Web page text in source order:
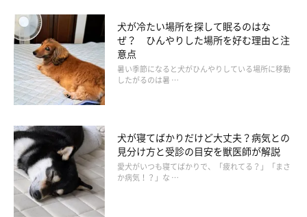
「ゴールデン・レトリーバー」飼育経験者の声
「雷に尋常じゃないくらい怯えて、おちつきなくあばれて
ていました」
「破壊活動の激しさ。大型犬用鹿角が1時間後には真っ二
つになっていた」
「しつけ。リードを引っ張る、飛びつくなど」
犬が冷たい場所を探して眠るのはな
ぜ？ ひんやりした場所を好む理由と注
意点
暑い季節になると犬がひんやりしている場所に移動
したがるのは暑 …
犬が寝てばかりだけど大丈夫？病気との
見分け方と受診の目安を獣医師が解説
愛犬がいつも寝てばかりで、「疲れてる？」「まさ
か病気！？」な …